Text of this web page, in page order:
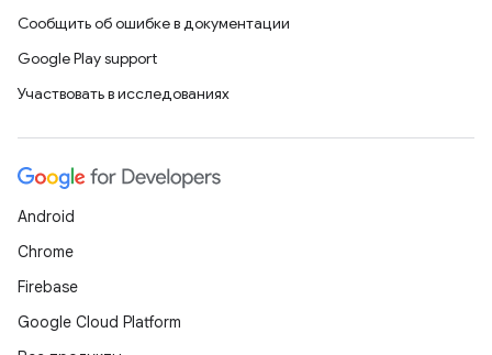
Сообщить об ошибке в документации
Google Play support
Участвовать в исследованиях
Android
Chrome
Firebase
Google Cloud Platform